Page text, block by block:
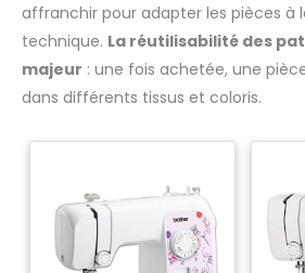
affranchir pour adapter les pièces à
technique. La réutilisabilité des
majeur : une fois achetée, une
dans différents tissus et coloris.